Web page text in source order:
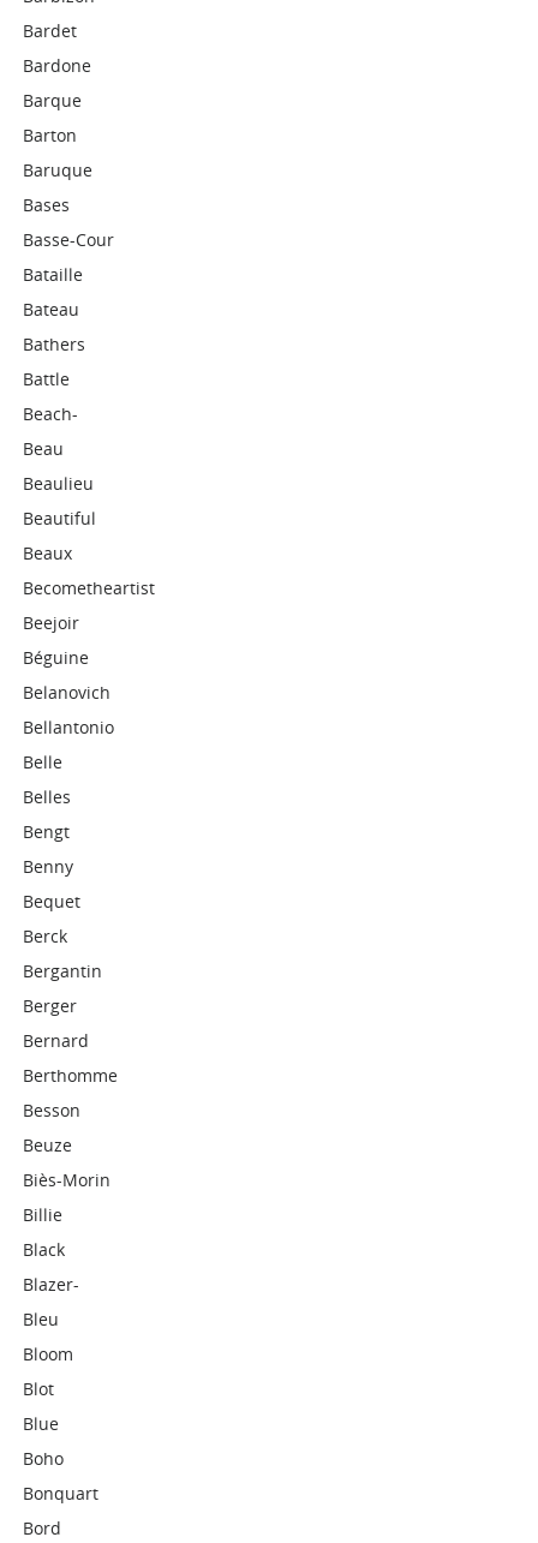
Bardet
Bardone
Barque
Barton
Baruque
Bases
Basse-Cour
Bataille
Bateau
Bathers
Battle
Beach-
Beau
Beaulieu
Beautiful
Beaux
Becometheartist
Beejoir
Béguine
Belanovich
Bellantonio
Belle
Belles
Bengt
Benny
Bequet
Berck
Bergantin
Berger
Bernard
Berthomme
Besson
Beuze
Biès-Morin
Billie
Black
Blazer-
Bleu
Bloom
Blot
Blue
Boho
Bonquart
Bord